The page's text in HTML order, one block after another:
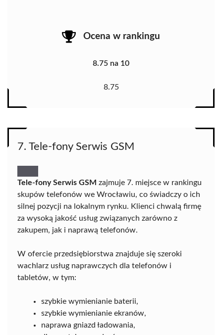
Ocena w rankingu
8.75 na 10
8.75
7. Tele-fony Serwis GSM
Tele-fony Serwis GSM zajmuje 7. miejsce w rankingu
skupów telefonów we Wrocławiu, co świadczy o ich
silnej pozycji na lokalnym rynku. Klienci chwalą firmę
za wysoką jakość usług związanych zarówno z
zakupem, jak i naprawą telefonów.
W ofercie przedsiębiorstwa znajduje się szeroki
wachlarz usług naprawczych dla telefonów i
tabletów, w tym:
szybkie wymienianie baterii,
szybkie wymienianie ekranów,
naprawa gniazd ładowania,